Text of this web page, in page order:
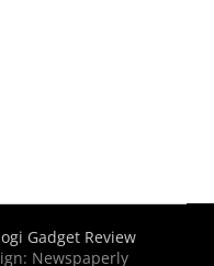
Gadget Review
Newspaperly